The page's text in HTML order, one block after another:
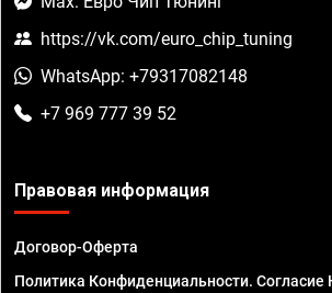
https://vk.com/euro_chip_tuning
WhatsApp: +79317082148
+7 969 777 39 52
Правовая информация
Договор-Оферта
Политика Конфиденциальности. Согласие